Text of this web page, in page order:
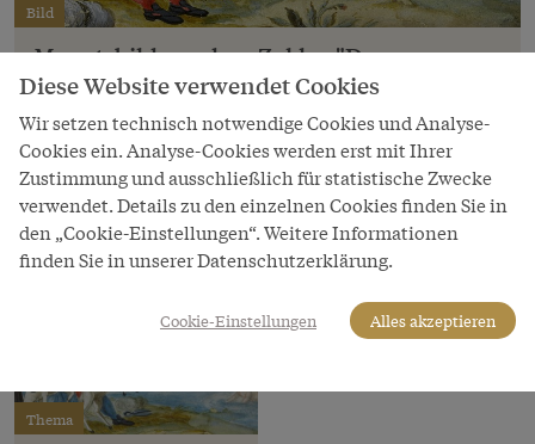
Bild
Monatsbild aus dem Zyklus "Das
Bauernjahr", Gouache, drittes Viertel des
Copyright
Salzburg Museum
LeihgeberIn
Salzburg Museum
Thema
Diese Website verwendet Cookies
Wir setzen technisch notwendige Cookies und Analyse-
Cookies ein. Analyse-Cookies werden erst mit Ihrer
Zustimmung und ausschließlich für statistische Zwecke
verwendet. Details zu den einzelnen Cookies finden Sie in
den „Cookie-Einstellungen“. Weitere Informationen
finden Sie in unserer Datenschutzerklärung.
Cookie-Einstellungen Alles akzeptieren